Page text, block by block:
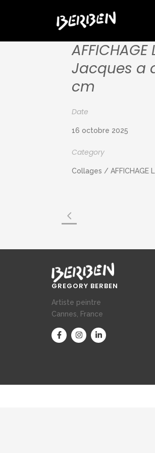
AFFICHAGE
Jacques a
cm
Date
16 octobre 2025
Category
Collages / AFFICHAGE
GREGORY BERBEN
Artiste peintre
Cannes, France